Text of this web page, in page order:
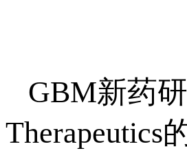
GBM新药
Therapeutics